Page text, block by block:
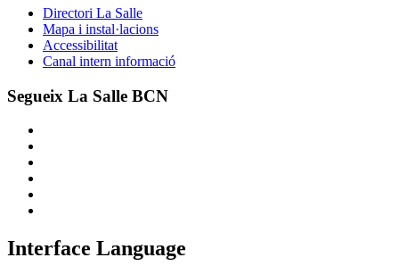
Directori La Salle
Mapa i instal·lacions
Accessibilitat
Canal intern informació
Segueix La Salle BCN
Interface Language